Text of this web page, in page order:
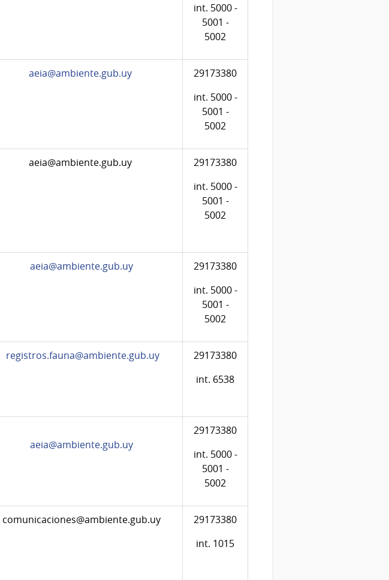
int. 5000 -
5001 -
5002
aeia@ambiente.gub.uy
29173380
int. 5000 -
5001 -
5002
aeia@ambiente.gub.uy
29173380
int. 5000 -
5001 -
5002
aeia@ambiente.gub.uy
29173380
int. 5000 -
5001 -
5002
registros.fauna@ambiente.gub.uy
29173380
int. 6538
aeia@ambiente.gub.uy
29173380
int. 5000 -
5001 -
5002
comunicaciones@ambiente.gub.uy
29173380
int. 1015